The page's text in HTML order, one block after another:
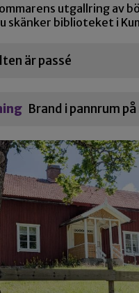
utgallring av
skänker biblioteket i
är passé
Brand i pannrum